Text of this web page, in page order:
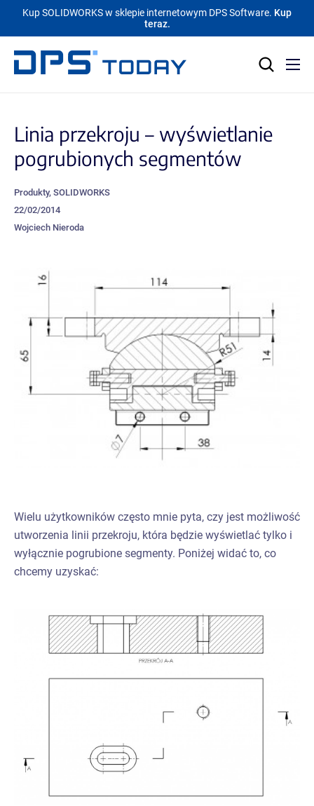
Kup SOLIDWORKS w sklepie internetowym DPS Software. Kup
teraz.
Linia przekroju – wyświetlanie
pogrubionych segmentów
Produkty, SOLIDWORKS
22/02/2014
Wojciech Nieroda
Wielu użytkowników często mnie pyta, czy jest możliwość
utworzenia linii przekroju, która będzie wyświetlać tylko i
wyłącznie pogrubione segmenty. Poniżej widać to, co
chcemy uzyskać: